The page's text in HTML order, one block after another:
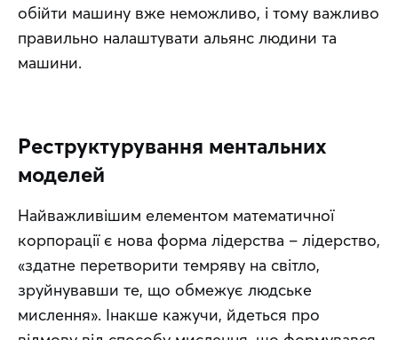
обійти машину вже неможливо, і тому важливо
правильно налаштувати альянс людини та
машини.
Реструктурування ментальних
моделей
Найважливішим елементом математичної
корпорації є нова форма лідерства – лідерство,
«здатне перетворити темряву на світло,
зруйнувавши те, що обмежує людське
мислення». Інакше кажучи, йдеться про